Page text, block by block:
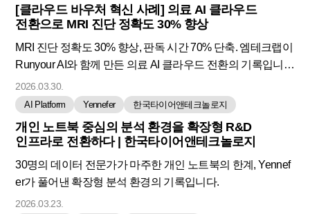
[클라우드 바우처 혁신 사례] 의료 AI 클라우드
전환으로 MRI 진단 정확도 30% 향상
MRI 진단 정확도 30% 향상, 판독 시간 70% 단축. 엠테크랩이
Runyour AI와 함께 만든 의료 AI 클라우드 전환의 기록입니
다.
2026.03.30.
AI Platform Yennefer 한국타이어앤테크놀로지
개인 노트북 중심의 분석 환경을 확장형 R&D
인프라로 전환하다 | 한국타이어앤테크놀로지
30명의 데이터 전문가가 마주한 개인 노트북의 한계, Yennef
er가 풀어낸 확장형 분석 환경의 기록입니다.
2026.03.23.